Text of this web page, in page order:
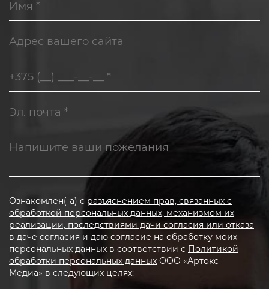
Ознакомлен(-а) с разъяснением прав, связанных с
обработкой персональных данных, механизмом их
реализации, последствиями дачи согласия или отказа
в даче согласия и даю согласие на обработку моих
персональных данных в соответствии с Политикой
обработки персональных данных ООО «Артокс
Медиа» в следующих целях: